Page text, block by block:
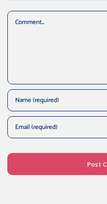
Comment